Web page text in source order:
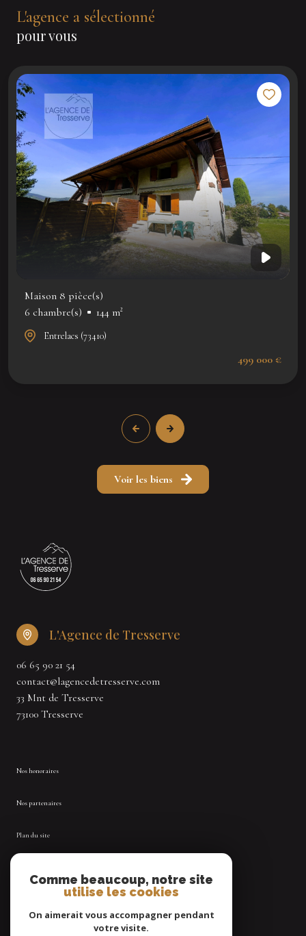
L'agence a sélectionné
pour vous
Maison 8 pièce(s)
6 chambre(s)
144 m²
Entrelacs (73410)
499 000 €
Voir les biens
L'Agence de Tresserve
06 65 90 21 54
contact@lagencedetresserve.com
33 Mnt de Tresserve
73100 Tresserve
Nos honoraires
Nos partenaires
Plan du site
Comme beaucoup, notre site
utilise les cookies
On aimerait vous accompagner pendant
votre visite.